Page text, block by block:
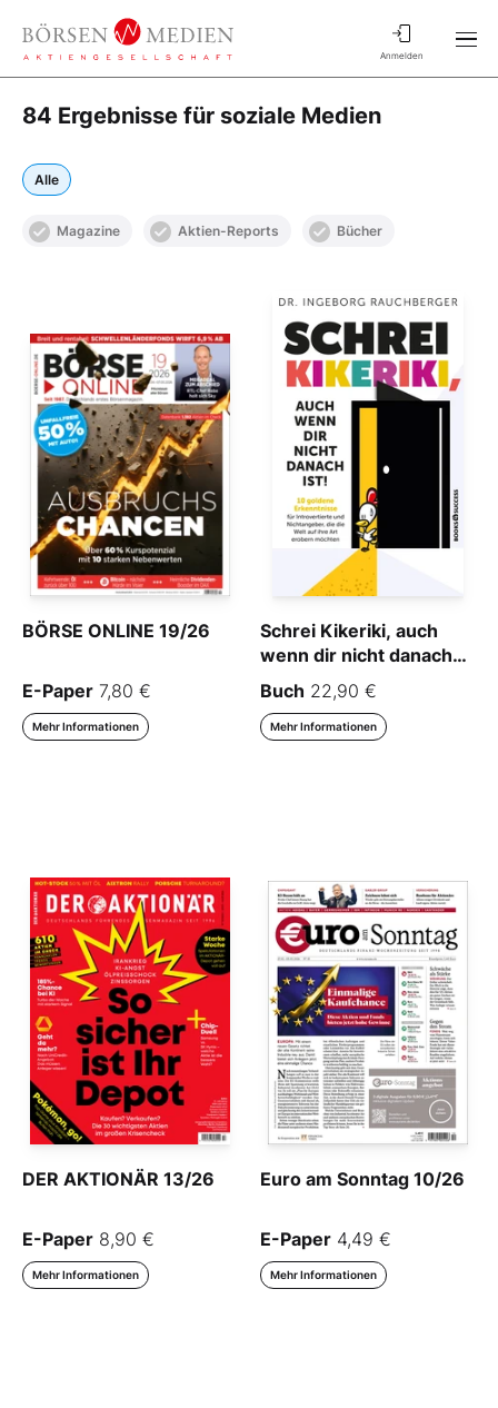
Anmelden
84 Ergebnisse für soziale Medien
Alle
Magazine Aktien-Reports Bücher
BÖRSE ONLINE 19/26
E-Paper 7,80 €
Mehr Informationen
Schrei Kikeriki, auch
wenn dir nicht danach
ist!
Buch 22,90 €
Mehr Informationen
DER AKTIONÄR 13/26
E-Paper 8,90 €
Mehr Informationen
Euro am Sonntag 10/26
E-Paper 4,49 €
Mehr Informationen